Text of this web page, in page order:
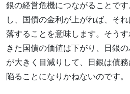
銀の経営危機につながることで
し、国債の金利が上がれば、そ
落することを意味します。そう
きた国債の価値は下がり、日銀
が大きく目減りして、日銀は債
陥ることになりかねないのです。